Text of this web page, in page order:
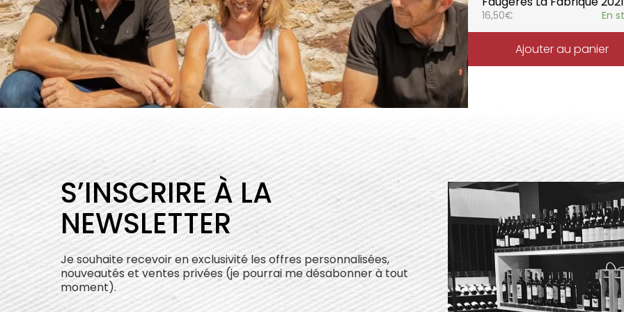
16,50€ En
Ajouter au panier
S’INSCRIRE À LA
NEWSLETTER
Je souhaite recevoir en exclusivité les offres personnalisées,
nouveautés et ventes privées (je pourrai me désabonner à tout
moment).